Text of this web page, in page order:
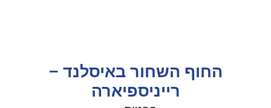
החוף השחור באיסלנד –
רייניספיארה